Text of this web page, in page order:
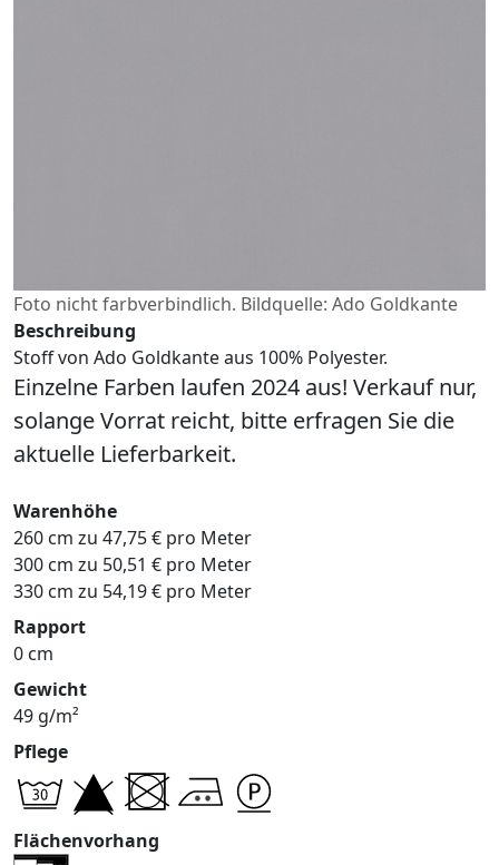
Foto nicht farbverbindlich. Bildquelle: Ado Goldkante
Beschreibung
Stoff von Ado Goldkante aus 100% Polyester.
Einzelne Farben laufen 2024 aus! Verkauf nur,
solange Vorrat reicht, bitte erfragen Sie die
aktuelle Lieferbarkeit.
Warenhöhe
260 cm zu 47,75 € pro Meter
300 cm zu 50,51 € pro Meter
330 cm zu 54,19 € pro Meter
Rapport
0 cm
Gewicht
49 g/m²
Pflege
Flächenvorhang